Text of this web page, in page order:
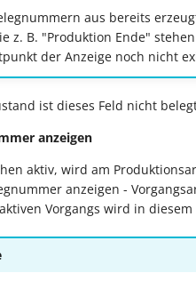
aus bereits
z. B. "Produktion Ende"
der Anzeige noch nicht
ist dieses Feld nicht
anzeigen
aktiv, wird am
anzeigen -
Vorgangs wird in